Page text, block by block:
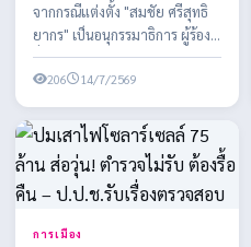
จากกรณีแต่งตั้ง "สมชัย ศรีสุทธิ
ยากร" เป็นอนุกรรมาธิการ ผู้ร้อง
ยื่นเอาผิด สส.พรรคประชาชน
พร้อมเตรียมข...
206 14/7/2569
การเมือง